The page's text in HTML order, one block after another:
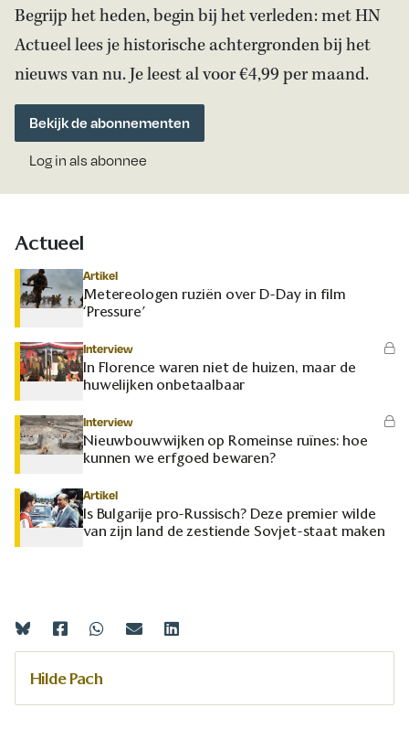
Begrijp het heden, begin bij het verleden: met HN
Actueel lees je historische achtergronden bij het
nieuws van nu. Je leest al voor €4,99 per maand.
Bekijk de abonnementen
Log in als abonnee
Actueel
Artikel
Metereologen ruziën over D-Day in film
‘Pressure’
Interview
In Florence waren niet de huizen, maar de
huwelijken onbetaalbaar
Interview
Nieuwbouwwijken op Romeinse ruïnes: hoe
kunnen we erfgoed bewaren?
Artikel
Is Bulgarije pro-Russisch? Deze premier wilde
van zijn land de zestiende Sovjet-staat maken
Hilde Pach